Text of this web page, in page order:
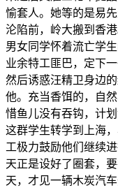
愉套人。她等的是易
沦陷前，岭大搬到香
男女同学怀着流亡学
业余特工匪巴，定下
然后诱惑汪精卫身边
他。充当香饵的，自
惜鱼儿没有吞钩，计
这群学生转学到上海
工极力鼓励他们继续
天正是设好了圈套，
天，才见一辆木炭汽